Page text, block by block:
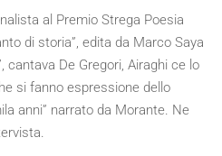
al Premio Strega Poesia
di storia”, edita da Marco Saya
cantava De Gregori, Airaghi ce lo
si fanno espressione dello
anni” narrato da Morante. Ne